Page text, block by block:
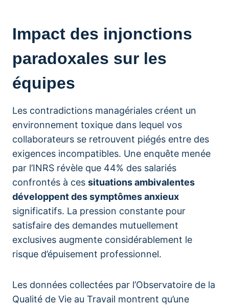
Impact des injonctions
paradoxales sur les
équipes
Les contradictions managériales créent un
environnement toxique dans lequel vos
collaborateurs se retrouvent piégés entre des
exigences incompatibles. Une enquête menée
par l’INRS révèle que 44% des salariés
confrontés à ces situations ambivalentes
développent des symptômes anxieux
significatifs. La pression constante pour
satisfaire des demandes mutuellement
exclusives augmente considérablement le
risque d’épuisement professionnel.
Les données collectées par l’Observatoire de la
Qualité de Vie au Travail montrent qu’une